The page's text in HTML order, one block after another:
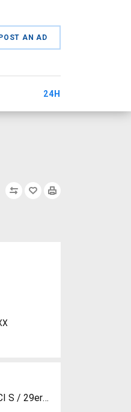
POST AN AD
24H